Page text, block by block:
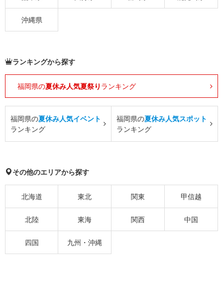
沖縄県
ランキングから探す
福岡県の夏休み人気夏祭り ランキング
福岡県の夏休み人気イベント
ランキング
福岡県の夏休み人気スポット
ランキング
その他のエリアから探す
北海道 東北 関東 甲信越
北陸 東海 関西 中国
四国 九州・沖縄